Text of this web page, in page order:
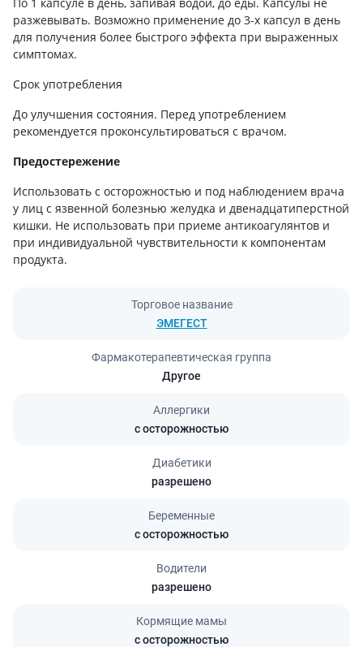
разжевывать. Возможно применение до 3-х капсул в день
для получения более быстрого эффекта при выраженных
симптомах.
Срок употребления
До улучшения состояния. Перед употреблением
рекомендуется проконсультироваться с врачом.
Предостережение
Использовать с осторожностью и под наблюдением врача
у лиц с язвенной болезнью желудка и двенадцатиперстной
кишки. Не использовать при приеме антикоагулянтов и
при индивидуальной чувствительности к компонентам
продукта.
Торговое название
ЭМЕГЕСТ
Фармакотерапевтическая группа
Другое
Аллергики
с осторожностью
Диабетики
разрешено
Беременные
с осторожностью
Водители
разрешено
Кормящие мамы
с осторожностью